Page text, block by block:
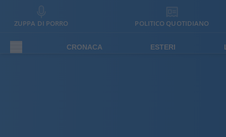
ZUPPA DI PORRO POLITICO QUOTIDIANO
CRONACA ESTERI